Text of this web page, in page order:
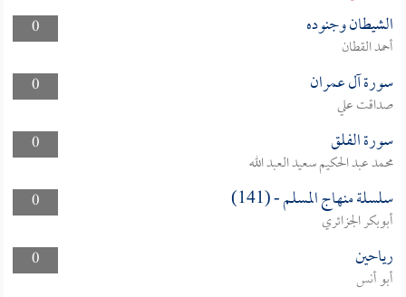
0 الشيطان وجنوده
أحمد القطان
0
سورة آل عمران
صداقت علي
0
سورة الفلق
محمد عبد الحكيم سعيد العبد الله
0
سلسلة منهاج المسلم - (141)
أبوبكر الجزائري
0
رياحين
أبو أنس